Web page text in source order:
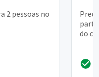
2 pessoas no
do